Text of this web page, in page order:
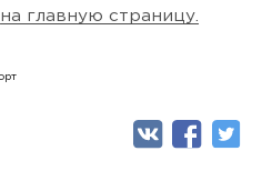
на главную страницу.